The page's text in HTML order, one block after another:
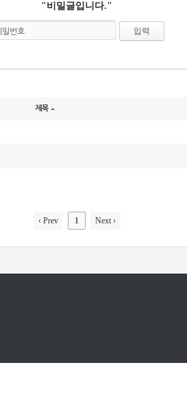
"비밀글입니다."
밀번호
제목
‹ Prev 1 Next ›